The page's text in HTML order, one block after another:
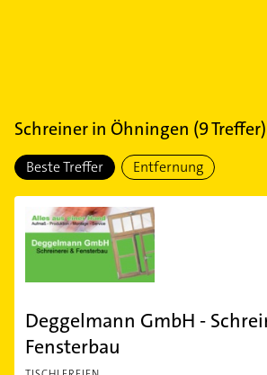
Schreinerin Öhningen (9Treffer)
Beste Treffer Entfernung
Deggelmann GmbH -
Fensterbau